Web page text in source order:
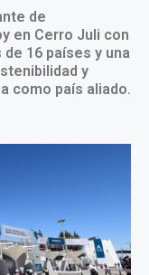
de
en Cerro Juli con
16 países y una
y
como país aliado.